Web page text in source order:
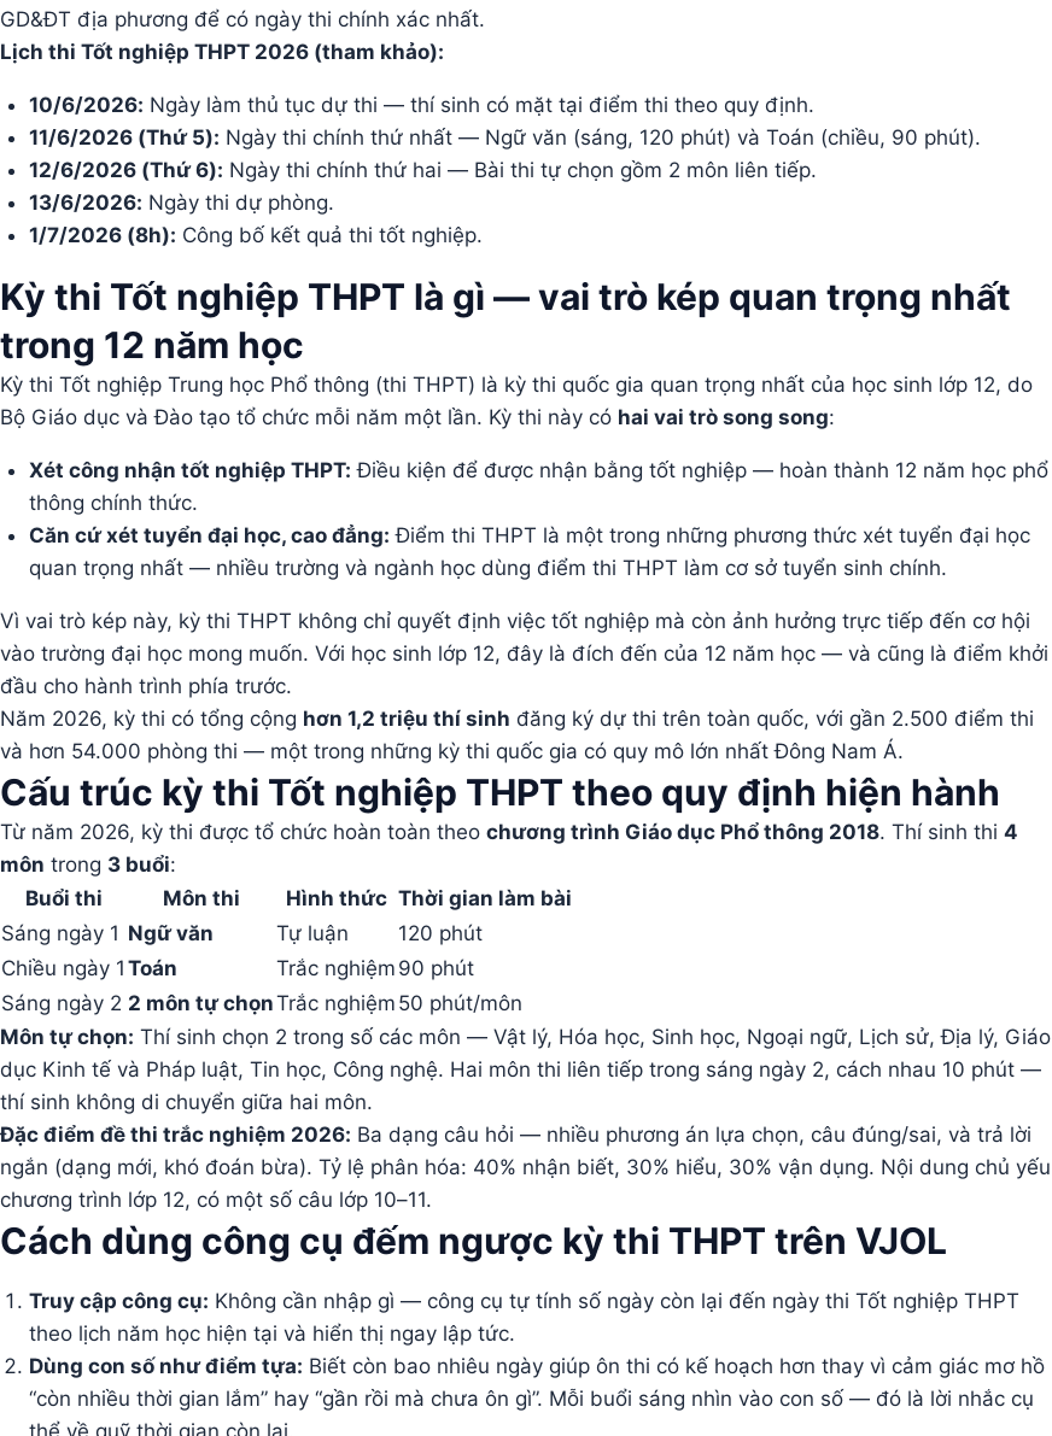
GD&ĐT địa phương để có ngày thi chính xác nhất.
Lịch thi Tốt nghiệp THPT 2026 (tham khảo):
10/6/2026: Ngày làm thủ tục dự thi — thí sinh có mặt tại điểm thi theo quy định.
11/6/2026 (Thứ 5): Ngày thi chính thứ nhất — Ngữ văn (sáng, 120 phút) và Toán (chiều, 90 phút).
12/6/2026 (Thứ 6): Ngày thi chính thứ hai — Bài thi tự chọn gồm 2 môn liên tiếp.
13/6/2026: Ngày thi dự phòng.
1/7/2026 (8h): Công bố kết quả thi tốt nghiệp.
Kỳ thi Tốt nghiệp THPT là gì — vai trò kép quan trọng nhất
trong 12 năm học
Kỳ thi Tốt nghiệp Trung học Phổ thông (thi THPT) là kỳ thi quốc gia quan trọng nhất của học sinh lớp 12, do
Bộ Giáo dục và Đào tạo tổ chức mỗi năm một lần. Kỳ thi này có hai vai trò song song:
Xét công nhận tốt nghiệp THPT: Điều kiện để được nhận bằng tốt nghiệp — hoàn thành 12 năm học phổ
thông chính thức.
Căn cứ xét tuyển đại học, cao đẳng: Điểm thi THPT là một trong những phương thức xét tuyển đại học
quan trọng nhất — nhiều trường và ngành học dùng điểm thi THPT làm cơ sở tuyển sinh chính.
Vì vai trò kép này, kỳ thi THPT không chỉ quyết định việc tốt nghiệp mà còn ảnh hưởng trực tiếp đến cơ hội
vào trường đại học mong muốn. Với học sinh lớp 12, đây là đích đến của 12 năm học — và cũng là điểm khởi
đầu cho hành trình phía trước.
Năm 2026, kỳ thi có tổng cộng hơn 1,2 triệu thí sinh đăng ký dự thi trên toàn quốc, với gần 2.500 điểm thi
và hơn 54.000 phòng thi — một trong những kỳ thi quốc gia có quy mô lớn nhất Đông Nam Á.
Cấu trúc kỳ thi Tốt nghiệp THPT theo quy định hiện hành
Từ năm 2026, kỳ thi được tổ chức hoàn toàn theo chương trình Giáo dục Phổ thông 2018. Thí sinh thi 4
môn trong 3 buổi:
Buổi thi
Môn thi Hình thức Thời gian làm bài
Sáng ngày 1 Ngữ văn Tự luận
120 phút
Chiều ngày 1 Toán Trắc nghiệm 90 phút
Sáng ngày 2 2 môn tự chọnTrắc nghiệm 50 phút/môn
Môn tự chọn: Thí sinh chọn 2 trong số các môn — Vật lý, Hóa học, Sinh học, Ngoại ngữ, Lịch sử, Địa lý, Giáo
dục Kinh tế và Pháp luật, Tin học, Công nghệ. Hai môn thi liên tiếp trong sáng ngày 2, cách nhau 10 phút —
thí sinh không di chuyển giữa hai môn.
Đặc điểm đề thi trắc nghiệm 2026: Ba dạng câu hỏi — nhiều phương án lựa chọn, câu đúng/sai, và trả lời
ngắn (dạng mới, khó đoán bừa). Tỷ lệ phân hóa: 40% nhận biết, 30% hiểu, 30% vận dụng. Nội dung chủ yếu
chương trình lớp 12, có một số câu lớp 10–11.
Cách dùng công cụ đếm ngược kỳ thi THPT trên VJOL
Truy cập công cụ: Không cần nhập gì — công cụ tự tính số ngày còn lại đến ngày thi Tốt nghiệp THPT
theo lịch năm học hiện tại và hiển thị ngay lập tức.
Dùng con số như điểm tựa: Biết còn bao nhiêu ngày giúp ôn thi có kế hoạch hơn thay vì cảm giác mơ hồ
“còn nhiều thời gian lắm” hay “gần rồi mà chưa ôn gì”. Mỗi buổi sáng nhìn vào con số — đó là lời nhắc cụ
thể về quỹ thời gian còn lại.